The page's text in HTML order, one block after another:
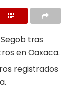
tras
en Oaxaca.
registrados